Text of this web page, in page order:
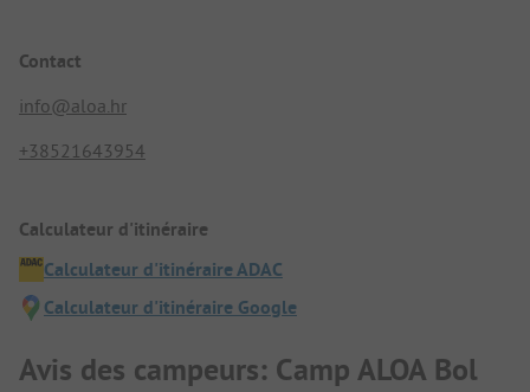
Contact
info@aloa.hr
+38521643954
Calculateur d'itinéraire
Calculateur d'itinéraire ADAC
Calculateur d'itinéraire Google
Avis des campeurs: Camp ALOA Bol